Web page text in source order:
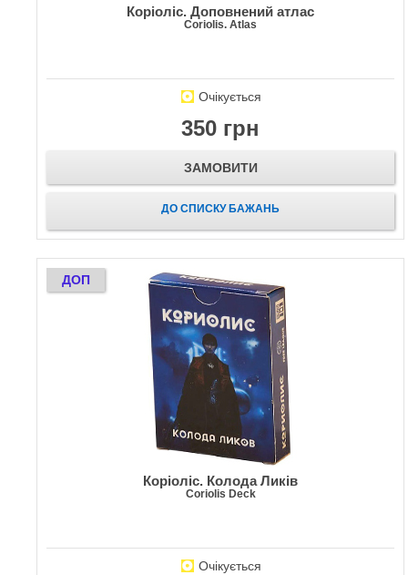
Коріоліс. Доповнений атлас
Coriolis. Atlas
Очікується
350 грн
ЗАМОВИТИ
ДО СПИСКУ БАЖАНЬ
ДОП
Коріоліс. Колода Ликів
Coriolis Deck
Очікується